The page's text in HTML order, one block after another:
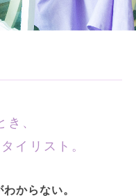
き、
イリスト。
からない。